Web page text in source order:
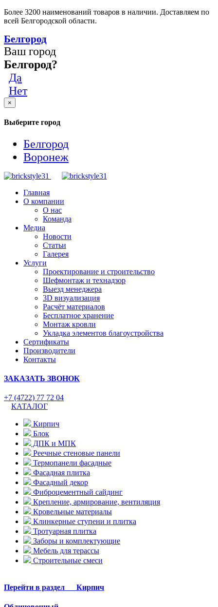
Более 3200 наименований товаров в наличии. Доставляем по
всей Белгородской области.
Белгород
Ваш город
Белгород?
Да
Нет
×
Выберите город
Белгород
Воронеж
Главная
О компании
О нас
Команда
Медиа
Новости
Статьи
Галерея
Услуги
Проектирование и строительство
Шефмонтаж и технадзор
Выезд менеджера
3D визуализация
Расчёт материалов
Бесплатное хранение
Монтаж кровли
Укладка элементов благоустройства
Сертификаты
Производители
Контакты
ЗАКАЗАТЬ ЗВОНОК
+7 (4722) 77 72 04
КАТАЛОГ
Кирпич
Блок
ДПК и МПК
Реечные стеновые панели
Термопанели фасадные
Фасадная плитка
Фасадный декор
Фиброцементный сайдинг
Крепление, армирование, вентиляция
Кровельные материалы
Клинкерные ступени и плитка
Тротуарная плитка
Заборы и комплектующие
Мебель для терассы
Строительные смеси
Перейти в раздел Кирпич